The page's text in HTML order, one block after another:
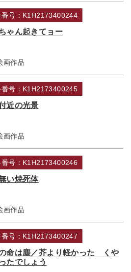
番号：K1H2173400244
ゃん起きてョー
画作品
番号：K1H2173400245
近の光景
画作品
番号：K1H2173400246
い焼死体
画作品
番号：K1H2173400247
命は塵／芥より軽かった くや
たでしょう